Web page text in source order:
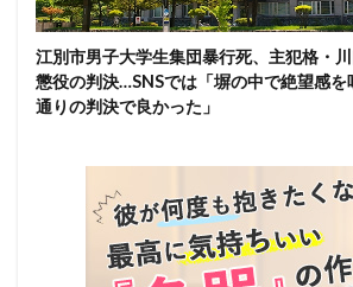
江別市男子大学生集団暴行死、主犯格・
懲役の判決…SNSでは「塀の中で絶望感
通りの判決で良かった」